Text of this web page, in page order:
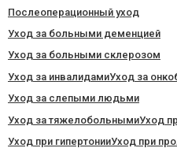
Послеоперационный уход
Уход за больными деменцией
Уход за больными склерозом
Уход за инвалидамиУход за
Уход за слепыми людьми
Уход за тяжелобольнымиУход
Уход при гипертонииУход при